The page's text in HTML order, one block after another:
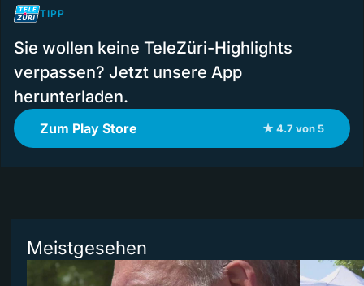
TIPP
Sie wollen keine TeleZüri-Highlights
verpassen? Jetzt unsere App
herunterladen.
Zum Play Store ★ 4.7 von 5
Meistgesehen